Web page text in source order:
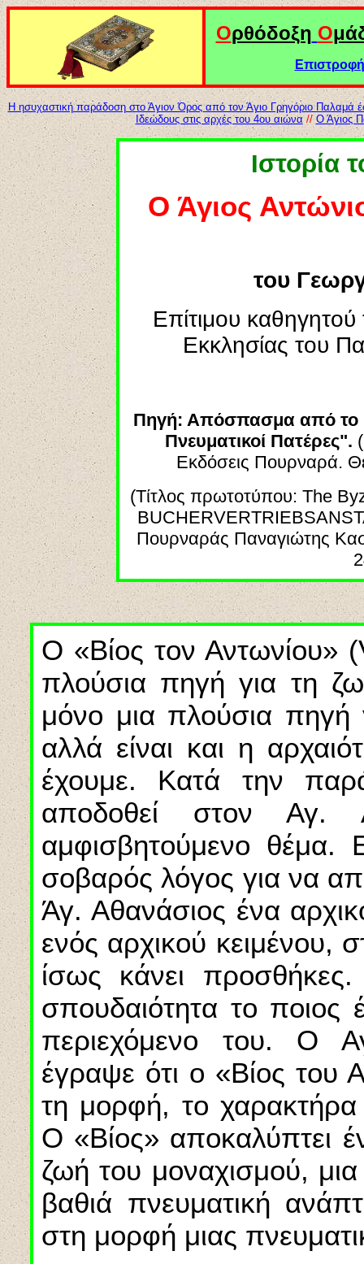
Ορθόδοξη Ο
Η ησυχαστική παράδοση στο Άγιον Όρος από τον Άγιο Γρηγόριο Παλαμά
Ιδεώδους στις αρχές του 4ου αιώνα // Ο Άγιος
Ιστορία
Ο Άγιος
του
Επίτιμου καθηγητού
Εκκλησίας του
Πηγή: Απόσπασμα από το
Πνευματικοί Πατέρες".
Εκδόσεις Πουρναρά.
(Τίτλος πρωτοτύπου: The
Πουρναράς Παναγιώτης
Ο «Βίος τον Αντωνίου»
πλούσια πηγή για τη
μόνο μια πλούσια πηγή
αλλά είναι και η
έχουμε. Κατά την
αποδοθεί στον Αγ.
αμφισβητούμενο θέμα.
σοβαρός λόγος για να
Άγ. Αθανάσιος ένα
ενός αρχικού κειμένου,
ίσως κάνει
σπουδαιότητα το ποιος
περιεχόμενο του. Ο
έγραψε ότι ο «Βίος του
τη μορφή, το
Ο «Βίος» αποκαλύπτει
ζωή του μοναχισμού,
βαθιά πνευματική
στη μορφή μιας